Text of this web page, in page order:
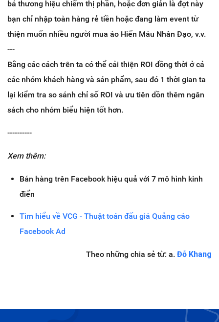
bá thương hiệu chiếm thị phần, hoặc đơn giản là đợt này
bạn chỉ nhập toàn hàng rẻ tiền hoặc đang làm event từ
thiện muốn nhiều người mua áo Hiến Máu Nhân Đạo, v.v.
---
Bằng các cách trên ta có thể cải thiện ROI đồng thời ở cả
các nhóm khách hàng và sản phẩm, sau đó 1 thời gian ta
lại kiểm tra so sánh chỉ số ROI và ưu tiên dồn thêm ngân
sách cho nhóm biểu hiện tốt hơn.
----------
Xem thêm:
Bán hàng trên Facebook hiệu quả với 7 mô hình kinh
điển
Tìm hiểu về VCG - Thuật toán đấu giá Quảng cáo
Facebook Ad
Theo những chia sẻ từ: a. Đỗ Khang